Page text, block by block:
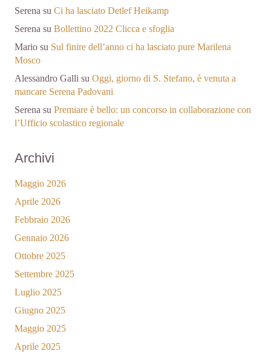
Serena su Ci ha lasciato Detlef Heikamp
Serena su Bollettino 2022 Clicca e sfoglia
Mario su Sul finire dell’anno ci ha lasciato pure Marilena
Mosco
Alessandro Galli su Oggi, giorno di S. Stefano, è venuta a
mancare Serena Padovani
Serena su Premiare è bello: un concorso in collaborazione con
l’Ufficio scolastico regionale
Archivi
Maggio 2026
Aprile 2026
Febbraio 2026
Gennaio 2026
Ottobre 2025
Settembre 2025
Luglio 2025
Giugno 2025
Maggio 2025
Aprile 2025